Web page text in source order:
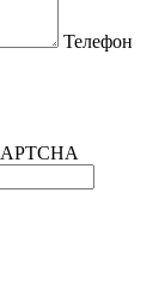
Телефон